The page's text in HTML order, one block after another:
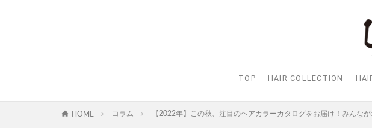
TOP HAIR COLLECTION
HOME コラム 【2022年】この秋、注目のヘアカラーカタログをお届け！みんな